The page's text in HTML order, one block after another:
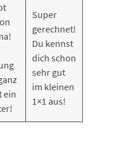
ein
Super
gerechnet!
Du kennst
dich schon
sehr gut
im kleinen
1×1 aus!